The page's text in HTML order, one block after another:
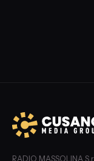
RADIO MASSOLINA